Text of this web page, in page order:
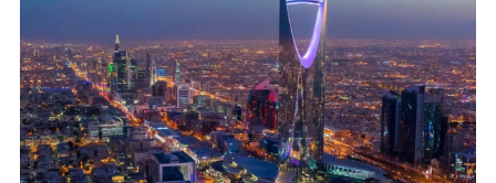
مطبخ سيدتي
مقالات الرأي
ستايل
تقارير
عروس سيدتي